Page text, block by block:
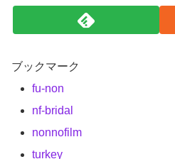
ブックマーク
fu-non
nf-bridal
nonnofilm
turkey